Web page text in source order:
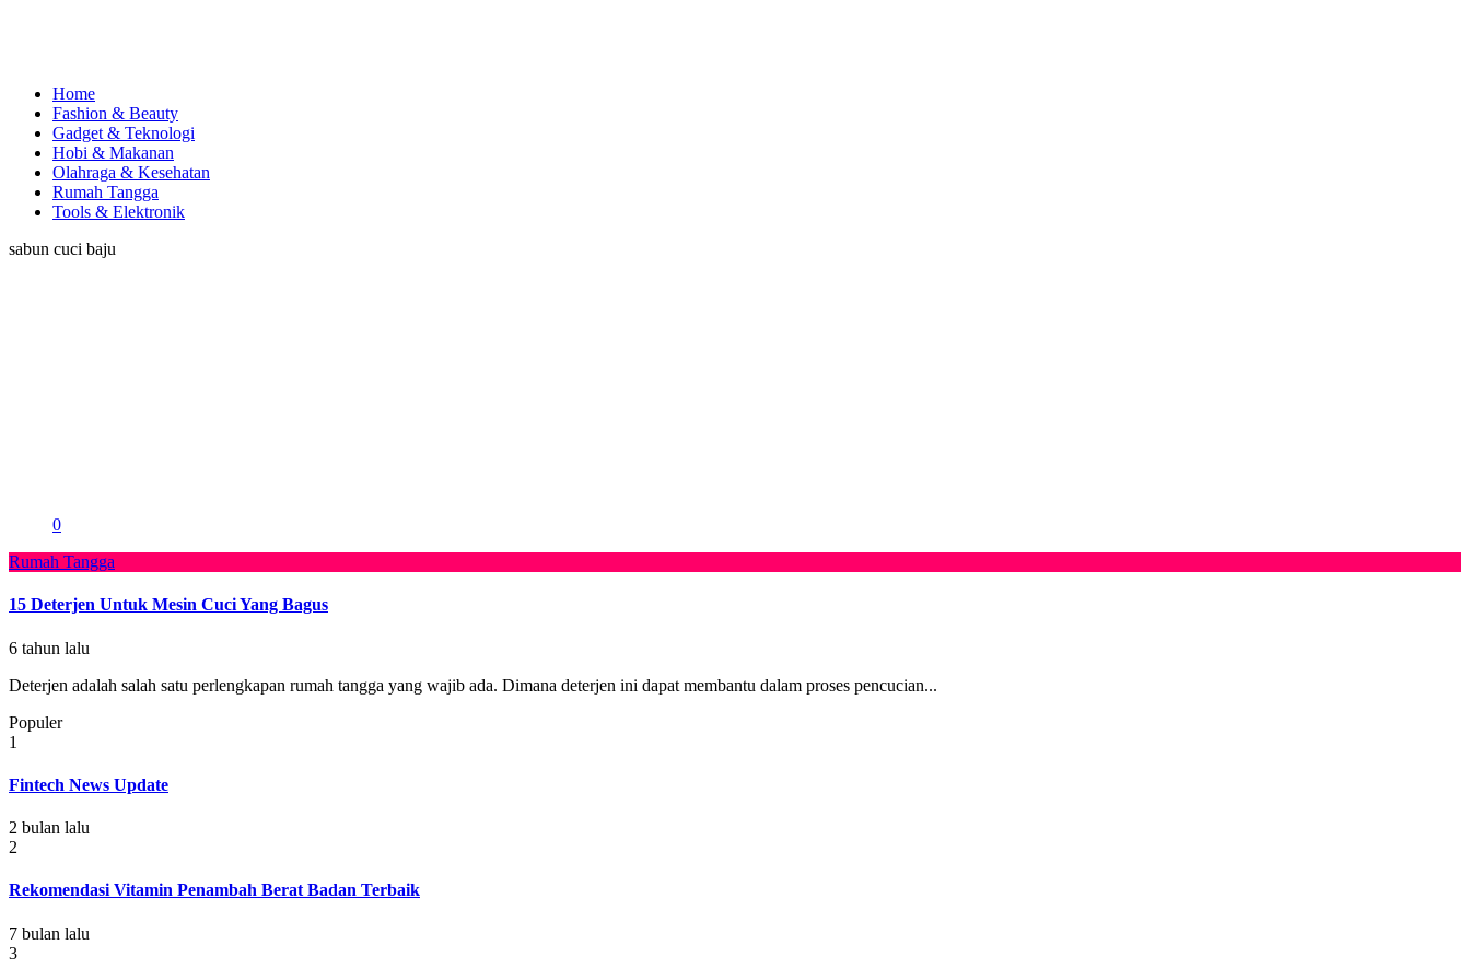
Home
Fashion & Beauty
Gadget & Teknologi
Hobi & Makanan
Olahraga & Kesehatan
Rumah Tangga
Tools & Elektronik
sabun cuci baju
0
Rumah Tangga
15 Deterjen Untuk Mesin Cuci Yang Bagus
6 tahun lalu
Deterjen adalah salah satu perlengkapan rumah tangga yang wajib ada. Dimana deterjen ini dapat membantu dalam proses pencucian...
Populer
1
Fintech News Update
2 bulan lalu
2
Rekomendasi Vitamin Penambah Berat Badan Terbaik
7 bulan lalu
3